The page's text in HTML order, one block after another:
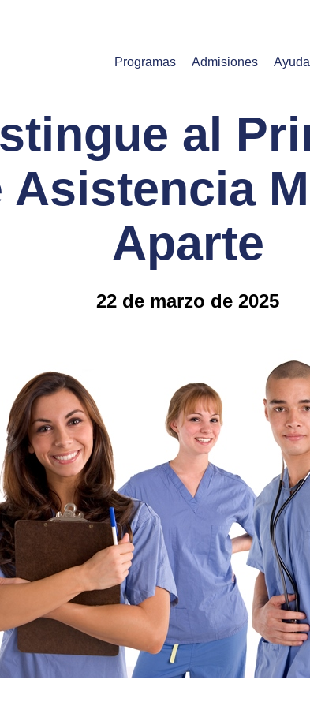
Programas Admisiones
al
Asistencia
Aparte
22 de marzo de 2025